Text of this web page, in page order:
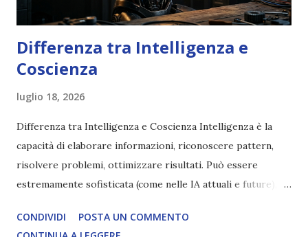
Differenza tra Intelligenza e
Coscienza
luglio 18, 2026
Differenza tra Intelligenza e Coscienza Intelligenza è la
capacità di elaborare informazioni, riconoscere pattern,
risolvere problemi, ottimizzare risultati. Può essere
estremamente sofisticata (come nelle IA attuali e future),
soggettiva, non prova vero amore, non ha libero arbitrio
CONDIVIDI
POSTA UN COMMENTO